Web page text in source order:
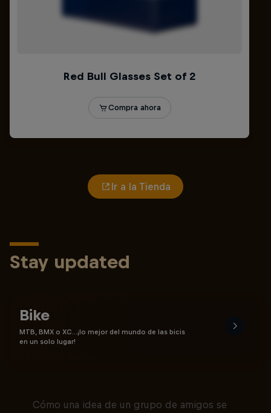
Ir a la Tienda
Stay updated
Bike
MTB, BMX o XC…¡lo mejor del mundo de las bicis
en un solo lugar!
Cómo una idea de un grupo de amigos se